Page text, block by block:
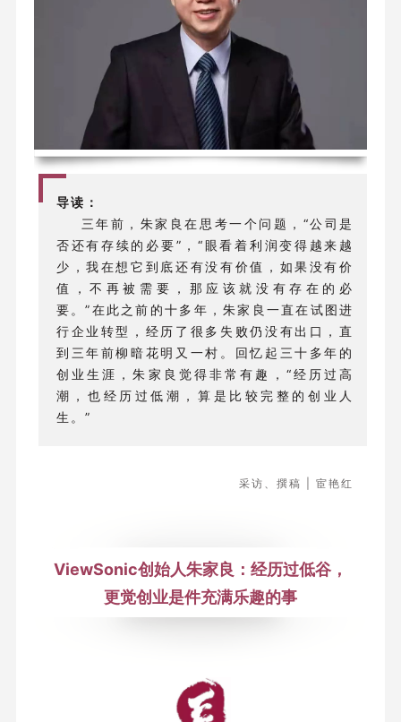
导读：
三年前，朱家良在思考一个问题，“公司是
否还有存续的必要”，“眼看着利润变得越来越
少，我在想它到底还有没有价值，如果没有价
值，不再被需要，那应该就没有存在的必
要。”在此之前的十多年，朱家良一直在试图进
行企业转型，经历了很多失败仍没有出口，直
到三年前柳暗花明又一村。回忆起三十多年的
创业生涯，朱家良觉得非常有趣，“经历过高
潮，也经历过低潮，算是比较完整的创业人
生。”
采访、撰稿 | 宦艳红
ViewSonic创始人朱家良： 经历过低谷，
更觉创业是件充满乐趣的事